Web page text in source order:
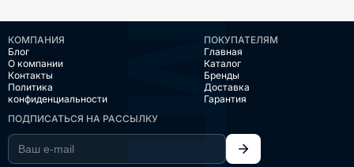
КОМПАНИЯ
Блог
О компании
Контакты
Политика
конфиденциальности
ПОКУПАТЕЛЯМ
Главная
Каталог
Бренды
Доставка
Гарантия
ПОДПИСАТЬСЯ НА РАССЫЛКУ